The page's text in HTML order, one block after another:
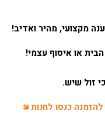
מקצועי, מהיר ואדיב!
או איסוף עצמי!
זול שיש.
להזמנה כנסו לחנות🡾